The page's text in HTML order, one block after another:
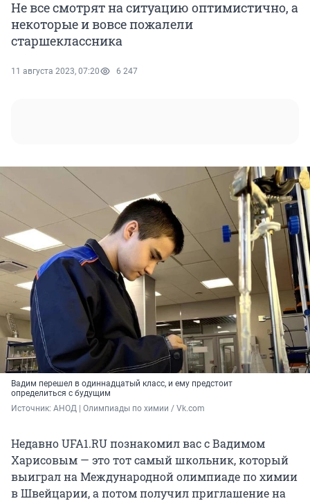
Не все смотрят на ситуацию оптимистично, а
некоторые и вовсе пожалели
старшеклассника
11 августа 2023, 07:20 6 247
Вадим перешел в одиннадцатый класс, и ему предстоит
определиться с будущим
Источник: АНОД | Олимпиады по химии / Vk.com
Недавно UFA1.RU познакомил вас с Вадимом
Харисовым — это тот самый школьник, который
выиграл на Международной олимпиаде по химии
в Швейцарии, а потом получил приглашение на